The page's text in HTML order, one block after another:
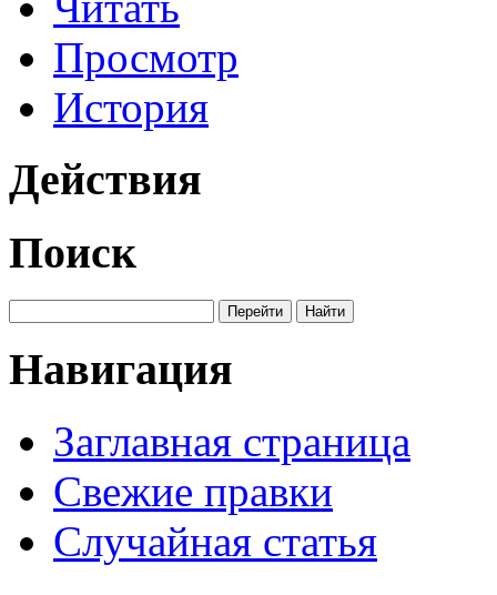
Просмотр
История
Действия
Поиск
Навигация
Заглавная страница
Свежие правки
Случайная статья